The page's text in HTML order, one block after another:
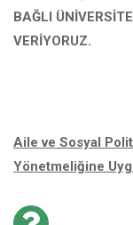
BAĞLI
VERİYORUZ.
Aile ve Sosyal
Yönetmeliğine